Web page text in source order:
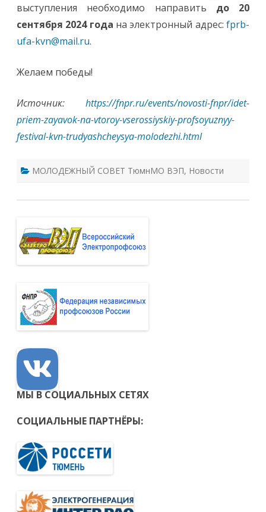
выступления необходимо направить до 20
сентября 2024 года на электронный адрес: fprb-
ufa-kvn@mail.ru.
Желаем победы!
Источник: https://fnpr.ru/events/novosti-fnpr/idet-
priem-zayavok-na-vtoroy-vserossiyskiy-profsoyuznyy-
festival-kvn-trudyashcheysya-molodezhi.html
МОЛОДЕЖНЫЙ СОВЕТ ТюмнМО ВЭП, Новости
МЫ В СОЦИАЛЬНЫХ СЕТЯХ
СОЦИАЛЬНЫЕ ПАРТНЁРЫ: